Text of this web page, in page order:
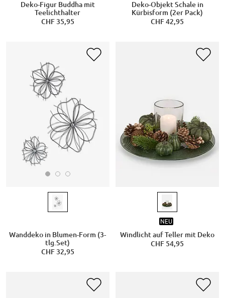
Deko-Figur Buddha mit
Teelichthalter
CHF 35,95
Deko-Objekt Schale in
Kürbisform (2er Pack)
CHF 42,95
Wanddeko in Blumen-Form (3-
tlg.Set)
CHF 32,95
NEU
Windlicht auf Teller mit Deko
CHF 54,95